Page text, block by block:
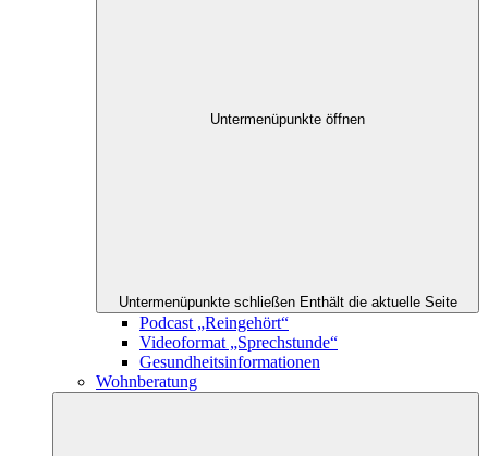
Untermenüpunkte öffnen
Untermenüpunkte schließen Enthält die aktuelle Seite
Podcast „Reingehört“
Videoformat „Sprechstunde“
Gesundheitsinformationen
Wohnberatung